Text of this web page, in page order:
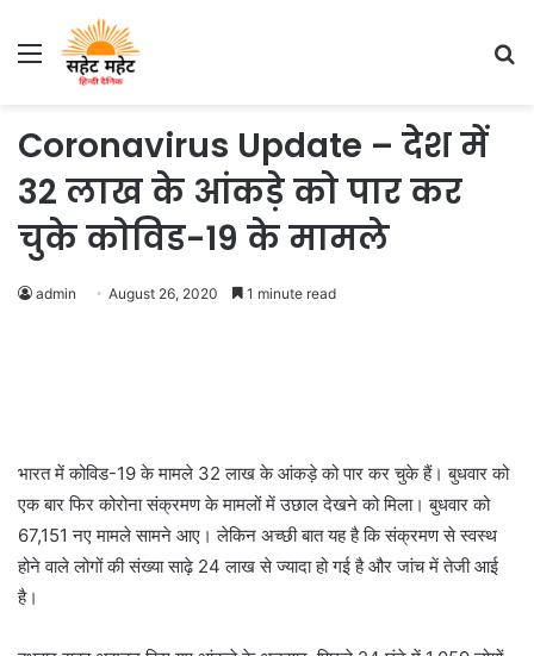
Menu
Coronavirus Update – देश में
32 लाख के आंकड़े को पार कर
चुके कोविड-19 के मामले
admin August 26, 2020 1 minute read
भारत में कोविड-19 के मामले 32 लाख के आंकड़े को पार कर चुके हैं। बुधवार को
एक बार फिर कोरोना संक्रमण के मामलों में उछाल देखने को मिला। बुधवार को
67,151 नए मामले सामने आए। लेकिन अच्छी बात यह है कि संक्रमण से स्वस्थ
होने वाले लोगों की संख्या साढ़े 24 लाख से ज्यादा हो गई है और जांच में तेजी आई
है।